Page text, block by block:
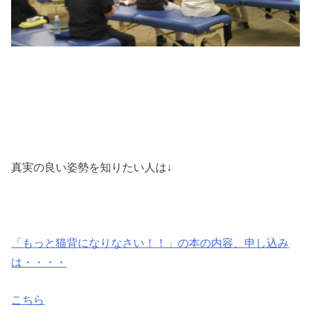
真実の良い姿勢を知りたい人は↓
「もっと猫背になりなさい！！」の本の内容、申し込み
は・・・・
こちら